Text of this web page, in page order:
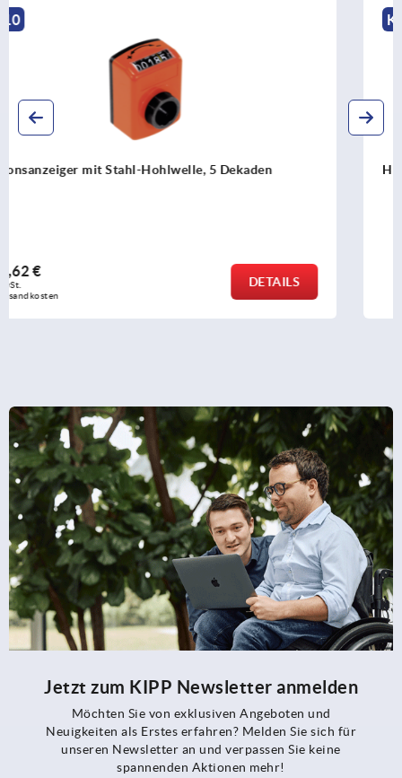
Handräder für Positionsanzeiger
ab
zzgl. Versandkosten
Jetzt zum KIPP Newsletter anmelden
Möchten Sie von exklusiven Angeboten und
Neuigkeiten als Erstes erfahren? Melden Sie sich für
unseren Newsletter an und verpassen Sie keine
spannenden Aktionen mehr!